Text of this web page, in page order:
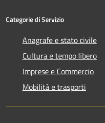
Categorie di Servizio
Anagrafe e stato civile
Cultura e tempo libero
Imprese e Commercio
Mobilità e trasporti